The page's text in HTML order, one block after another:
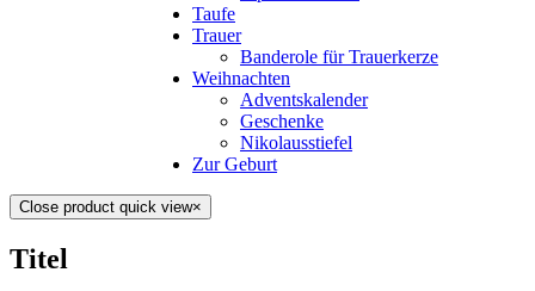
Taufe
Trauer
Banderole für Trauerkerze
Weihnachten
Adventskalender
Geschenke
Nikolausstiefel
Zur Geburt
Close product quick view×
Titel